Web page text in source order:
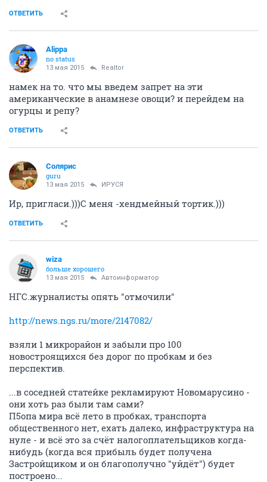
ОТВЕТИТЬ
Alippa
no status
13 мая 2015 Realtor
намек на то. что мы введем запрет на эти
американческие в анамнезе овощи? и перейдем на
огурцы и репу?
ОТВЕТИТЬ
Солярис
guru
13 мая 2015 ИРУСЯ
Ир, пригласи.)))С меня -хендмейный тортик.)))
ОТВЕТИТЬ
wiza
больше хорошего
13 мая 2015 Автоинформатор
НГС.журналисты опять "отмочили"
http://news.ngs.ru/more/2147082/
взяли 1 микрорайон и забыли про 100
новостроящихся без дорог по пробкам и без
перспектив.
...в соседней статейке рекламируют Новомарусино -
они хоть раз были там сами?
П5опа мира всё лето в пробках, транспорта
общественного нет, ехать далеко, инфраструктура на
нуле - и всё это за счёт налогоплательщиков когда-
нибудь (когда вся прибыль будет получена
Застройщиком и он благополучно "уйдёт") будет
построено...